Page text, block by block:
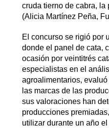
cruda tierno de cabra, la
(Alicia Martínez Peña,
El concurso se rigió por
donde el panel de cata,
ocasión por veintitrés
especialistas en el
agroalimentarios,
las marcas de las
sus valoraciones han
producciones
utilizar durante un año